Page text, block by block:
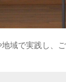
域で実践し、